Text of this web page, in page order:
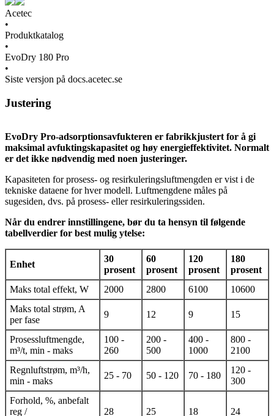
Acetec
•
Produktkatalog
•
EvoDry 180 Pro
•
Siste versjon på docs.acetec.se
Justering
EvoDry Pro-adsorptionsavfukteren er fabrikkjustert for å gi
maksimal avfuktingskapasitet og høy energieffektivitet. Normalt
er det ikke nødvendig med noen justeringer.
Kapasiteten for prosess- og resirkuleringsluftmengden er vist i de
tekniske dataene for hver modell. Luftmengdene måles på
sugesiden, dvs. på prosess- eller resirkuleringssiden.
Når du endrer innstillingene, bør du ta hensyn til følgende
tabellverdier for best mulig ytelse:
Enhet
30
prosent
60
prosent
120
prosent
180
prosent
Maks total effekt, W
2000 2800 6100
10600
Maks total strøm, A
per fase
9 12 9 15
Prosessluftmengde,
m³/t, min - maks
100 -
260
200 -
500
400 -
1000
800 -
2100
Regnluftstrøm, m³/h,
min - maks
25 - 70 50 - 120 70 - 180
120 -
300
Forhold, %, anbefalt
reg /
28 25 18 24